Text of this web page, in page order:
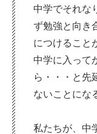
中学でそれな
ず勉強と向き
につけること
中学に入って
ら・・・と先
ないことにな
私たちが、中